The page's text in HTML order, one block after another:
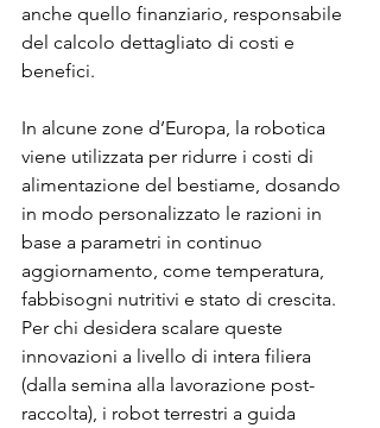
anche quello finanziario, responsabile
del calcolo dettagliato di costi e
benefici.
In alcune zone d’Europa, la robotica
viene utilizzata per ridurre i costi di
alimentazione del bestiame, dosando
in modo personalizzato le razioni in
base a parametri in continuo
aggiornamento, come temperatura,
fabbisogni nutritivi e stato di crescita.
Per chi desidera scalare queste
innovazioni a livello di intera filiera
(dalla semina alla lavorazione post-
raccolta), i robot terrestri a guida